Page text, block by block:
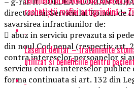
directorului Serviciului Roman de
savarsirea infractiunilor de:
 abuz in serviciu prevazuta si
din noul Cod penal (respectiv art.
contra intereselor persoanelor si
serviciu contra intereselor publice
forma continuata si art. 132 din
rachetiștii mafiei antigrindină –
Laserul dentar – tratamente
utilizat si beneficiile pentru